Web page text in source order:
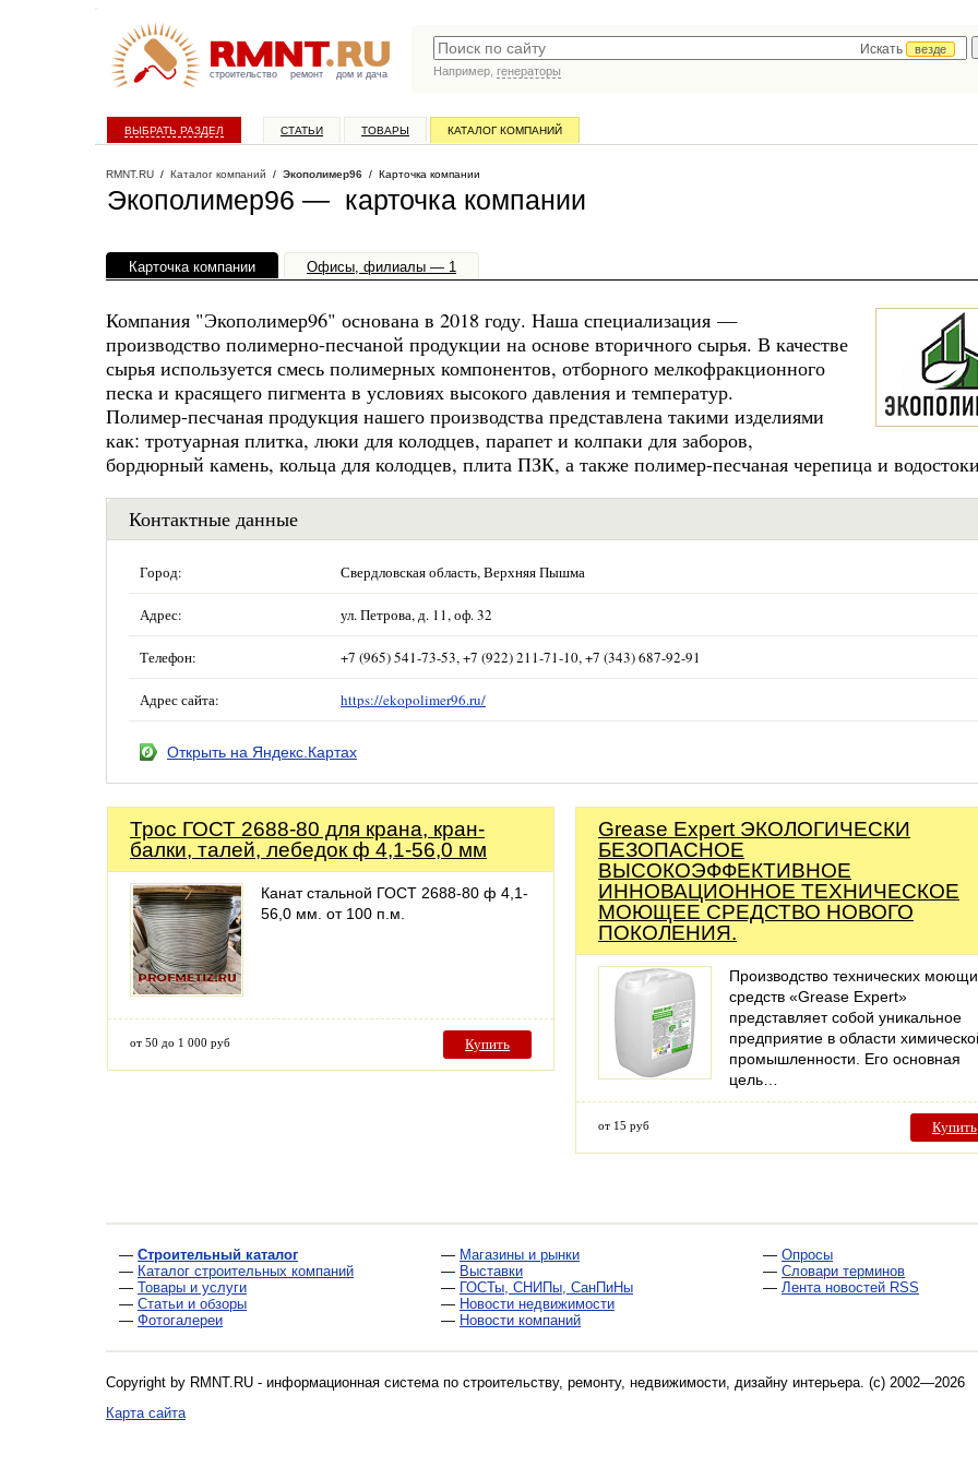
строительство ремонт дом и дача
Искать
везде
Например, генераторы
ВЫБРАТЬ РАЗДЕЛ СТАТЬИ ТОВАРЫ КАТАЛОГ КОМПАНИЙ
RMNT.RU / Каталог компаний / Экополимер96 / Карточка компании
Экополимер96 — карточка компании
Карточка компании Офисы, филиалы — 1
Компания "Экополимер96" основана в 2018 году. Наша специализация —
производство полимерно-песчаной продукции на основе вторичного сырья. В качестве
сырья используется смесь полимерных компонентов, отборного мелкофракционного
песка и красящего пигмента в условиях высокого давления и температур.
Полимер-песчаная продукция нашего производства представлена такими изделиями
как: тротуарная плитка, люки для колодцев, парапет и колпаки для заборов,
бордюрный камень, кольца для колодцев, плита ПЗК, а также полимер-песчаная черепица и
Контактные данные
Город: Свердловская область, Верхняя Пышма
Адрес: ул. Петрова, д. 11, оф. 32
Телефон: +7 (965) 541-73-53, +7 (922) 211-71-10, +7 (343) 687-92-91
Адрес сайта: https://ekopolimer96.ru/
Открыть на Яндекс.Картах
Трос ГОСТ 2688-80 для крана, кран-
балки, талей, лебедок ф 4,1-56,0 мм
Канат стальной ГОСТ 2688-80 ф 4,1-
56,0 мм. от 100 п.м.
от 50 до 1 000 руб Купить
Grease Expert ЭКОЛОГИЧЕСКИ
БЕЗОПАСНОЕ
ВЫСОКОЭФФЕКТИВНОЕ
ИННОВАЦИОННОЕ ТЕХНИЧЕСКОЕ
МОЮЩЕЕ СРЕДСТВО НОВОГО
ПОКОЛЕНИЯ.
Производство технических
средств «Grease Expert»
представляет собой уникальное
предприятие в области
промышленности. Его основная
цель…
от 15 руб Купить
— Строительный каталог
— Каталог строительных компаний
— Товары и услуги
— Статьи и обзоры
— Фотогалереи
— Магазины и рынки
— Выставки
— ГОСТы, СНИПы, СанПиНы
— Новости недвижимости
— Новости компаний
— Опросы
— Словари терминов
— Лента новостей RSS
Copyright by RMNT.RU - информационная система по строительству, ремонту, недвижимости, дизайну интерьера. (c) 2002—2026
Карта сайта